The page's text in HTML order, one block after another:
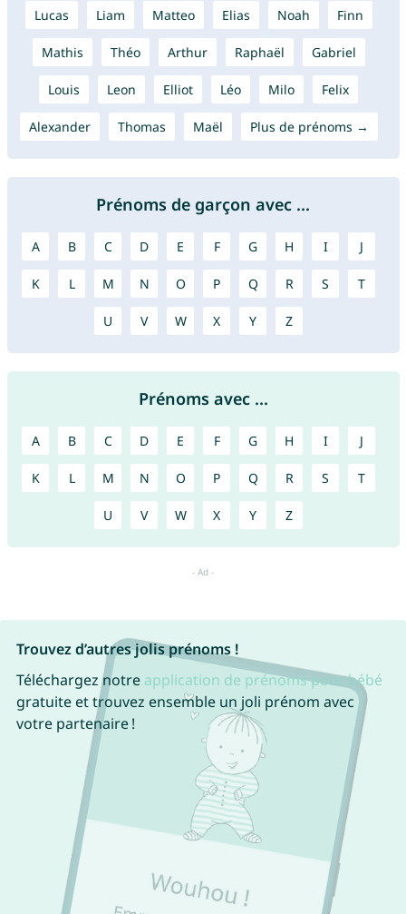
Lucas Liam Matteo Elias Noah Finn
Mathis Théo Arthur Raphaël Gabriel
Louis Leon Elliot Léo Milo Felix
Alexander Thomas Maël Plus de prénoms →
Prénoms de garçon avec ...
A B C D E F G H I J
K L M N O P Q R S T
U V W X Y Z
Prénoms avec ...
A B C D E F G H I J
K L M N O P Q R S T
U V W X Y Z
Trouvez d’autres jolis prénoms !
Téléchargez notre application de prénoms pour bébé
gratuite et trouvez ensemble un joli prénom avec
votre partenaire !